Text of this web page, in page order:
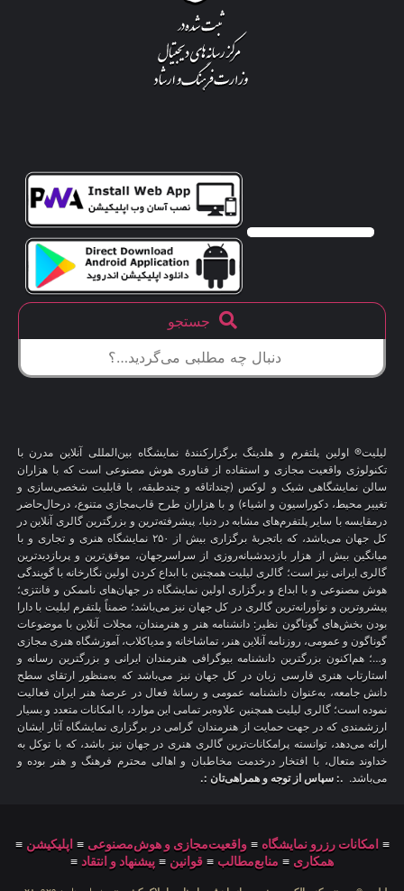
جستجو
لیلیت® اولین پلتفرم و هلدینگ برگزارکنندهٔ نمایشگاه بین‌المللی آنلاین مدرن با
تکنولوژی واقعیت مجازی و استفاده از فناوری هوش مصنوعی است که با هزاران
سالن نمایشگاهی شیک و لوکس (چنداتاقه و چندطبقه، با قابلیت شخصی‌سازی و
تغییر محیط، دکوراسیون و اشیاء) و با هزاران طرح قاب‌مجازی متنوع، درحال‌حاضر
درمقایسه با سایر پلتفرم‌های مشابه در دنیا، پیشرفته‌ترین و بزرگترین گالری آنلاین در
کل جهان می‌باشد، که باتجربهٔ برگزاری بیش از ۲۵۰ نمایشگاه هنری و تجاری و با
میانگین بیش از هزار بازدیدشبانه‌روزی از سراسرجهان، موفق‌ترین و پربازدیدترین
گالری ایرانی نیز است؛ گالری لیلیت همچنین با ابداع کردن اولین نگارخانه با گویندگی
هوش مصنوعی و با ابداع و برگزاری اولین نمایشگاه در جهان‌های ناممکن و فانتزی؛
پیشروترین و نوآورانه‌ترین گالری در کل جهان نیز می‌باشد؛ ضمناً پلتفرم لیلیت با دارا
بودن بخش‌های گوناگون نظیر: دانشنامه هنر و هنرمندان، مجلات آنلاین با موضوعات
گوناگون و عمومی، روزنامه آنلاین هنر، تماشاخانه و مدیاکلاب، آموزشگاه هنری مجازی
و…؛ هم‌اکنون بزرگترین دانشنامه بیوگرافی هنرمندان ایرانی و بزرگترین رسانه و
استارتاپ هنری فارسی زبان در کل جهان نیز می‌باشد که به‌منظور ارتقای سطح
دانش جامعه، به‌عنوان دانشنامه عمومی و رسانهٔ فعال در عرصهٔ هنر ایران فعالیت
نموده است؛ گالری لیلیت همچنین علاوه‌بر تمامی این موارد، با امکانات متعدد و بسیار
ارزشمندی که در جهت حمایت از هنرمندان گرامی در برگزاری نمایشگاه آثار ایشان
ارائه می‌دهد، توانسته پرامکانات‌ترین گالری هنری در جهان نیز باشد، که با توکل به
خداوند متعال، با افتخار درخدمت مخاطبان و اهالی محترم فرهنگ و هنر بوده و
می‌باشد. .: سپاس از توجه و همراهی‌تان :.
≡ امکانات رزرو نمایشگاه ≡واقعیت‌مجازی و هوش‌مصنوعی ≡ اپلیکیشن ≡
همکاری ≡ منابع‌مطالب ≡ قوانین ≡ پیشنهاد و انتقاد ≡